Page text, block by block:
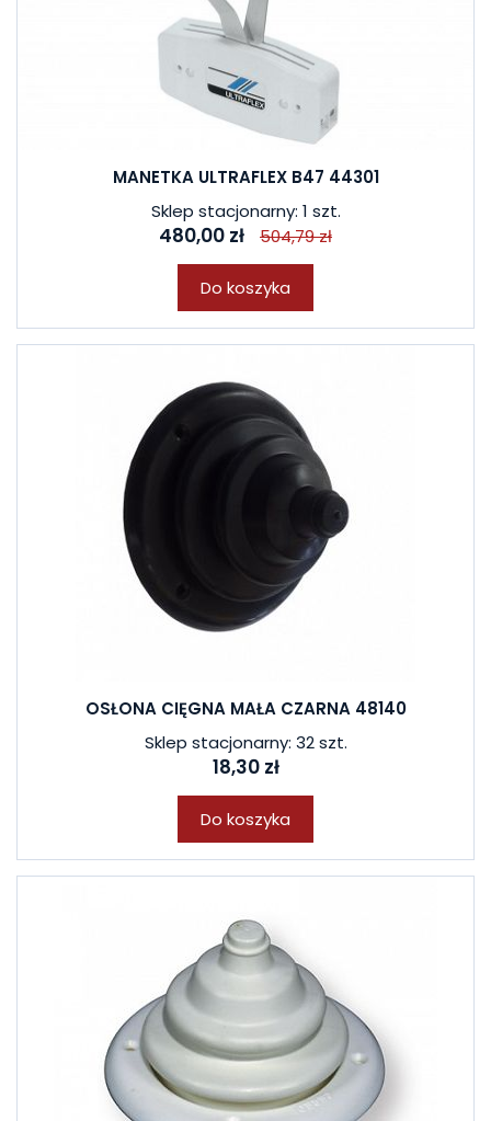
MANETKA ULTRAFLEX B47 44301
Sklep stacjonarny: 1 szt.
480,00 zł 504,79 zł
Do koszyka
OSŁONA CIĘGNA MAŁA CZARNA 48140
Sklep stacjonarny: 32 szt.
18,30 zł
Do koszyka